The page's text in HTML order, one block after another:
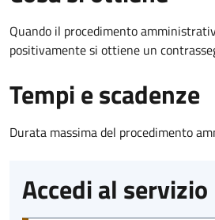
Quando il procedimento
positivamente si ottiene un
Tempi e scadenze
Durata massima del procedimento
Accedi al servizio